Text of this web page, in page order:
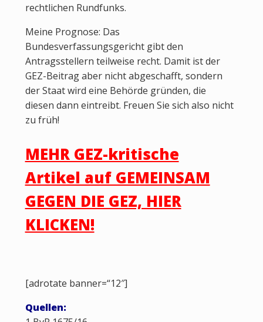
rechtlichen Rundfunks.
Meine Prognose: Das
Bundesverfassungsgericht gibt den
Antragsstellern teilweise recht. Damit ist der
GEZ-Beitrag aber nicht abgeschafft, sondern
der Staat wird eine Behörde gründen, die
diesen dann eintreibt. Freuen Sie sich also nicht
zu früh!
MEHR GEZ-kritische
Artikel auf GEMEINSAM
GEGEN DIE GEZ, HIER
KLICKEN!
[adrotate banner=“12″]
Quellen: